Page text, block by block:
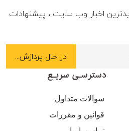
اخبار وب سایت ، پیشنهادات
دسترسـی سریـع
سوالات متداول
قوانین و مقررات